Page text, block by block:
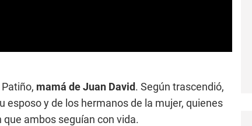
mamá de Juan David. Según trascendió,
esposo y de los hermanos de la mujer, quienes
ambos seguían con vida.